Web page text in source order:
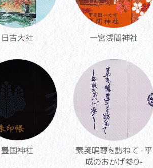
日吉大社 一宮浅間神社
豊国神社
素戔嗚尊を訪ねて -平
成のおかげ参り-